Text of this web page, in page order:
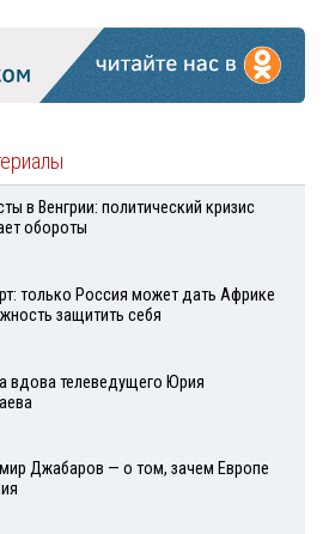
в Венгрии: политический кризис
обороты
только Россия может дать Африке
защитить себя
вдова телеведущего Юрия
Джабаров — о том, зачем Европе